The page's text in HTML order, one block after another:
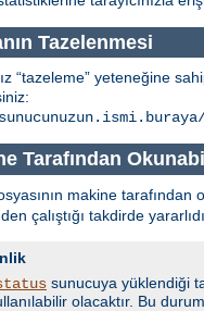
Tazelenmesi
“tazeleme” yeteneğine
Tarafından
makine tarafından
çalıştığı takdirde
sunucuya yüklendiği
olacaktır. Bu